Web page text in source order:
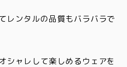
レンタルの品質もバラバラで
シャレして楽しめるウェアを